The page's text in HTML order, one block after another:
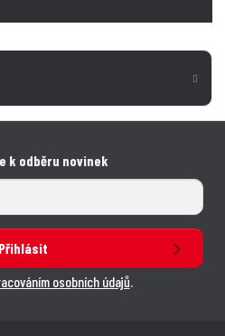
k odběru novinek
Přihlásit
osobních údajů.